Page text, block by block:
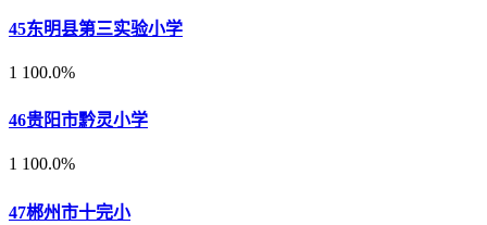
45东明县第三实验小学
1 100.0%
46贵阳市黔灵小学
1 100.0%
47郴州市十完小